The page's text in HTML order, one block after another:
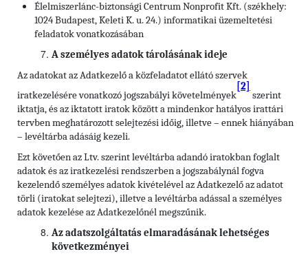
Élelmiszerlánc-biztonsági Centrum Nonprofit Kft. (székhely:
1024 Budapest, Keleti K. u. 24.) informatikai üzemeltetési
feladatok vonatkozásában
A személyes adatok tárolásának ideje
Az adatokat az Adatkezelő a közfeladatot ellátó szervek
iratkezelésére vonatkozó jogszabályi követelmények
[2]
szerint
iktatja, és az iktatott iratok között a mindenkor hatályos irattári
tervben meghatározott selejtezési időig, illetve – ennek hiányában
– levéltárba adásáig kezeli.
Ezt követően az Ltv. szerint levéltárba adandó iratokban foglalt
adatok és az iratkezelési rendszerben a jogszabálynál fogva
kezelendő személyes adatok kivételével az Adatkezelő az adatot
törli (iratokat selejtezi), illetve a levéltárba adással a személyes
adatok kezelése az Adatkezelőnél megszűnik.
Az adatszolgáltatás elmaradásának lehetséges
következményei